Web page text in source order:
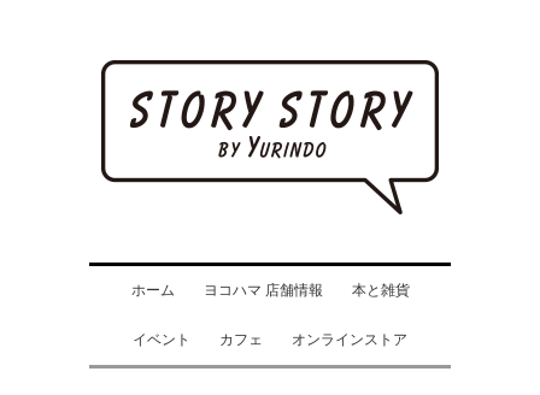
ホーム ヨコハマ 店舗情報 本と雑貨
イベント カフェ オンラインストア